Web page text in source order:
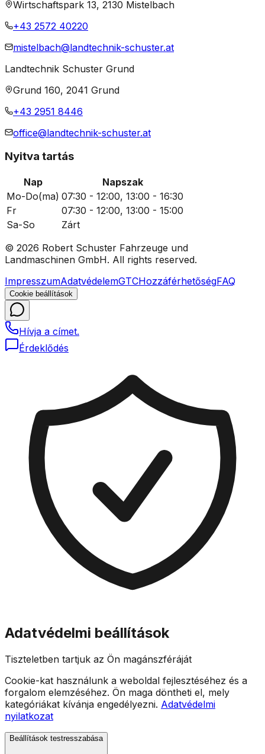
Wirtschaftspark 13, 2130 Mistelbach
+43 2572 40220
mistelbach@landtechnik-schuster.at
Landtechnik Schuster Grund
Grund 160, 2041 Grund
+43 2951 8446
office@landtechnik-schuster.at
Nyitva tartás
Nap
Napszak
Mo-Do(ma) 07:30 - 12:00, 13:00 - 16:30
Fr
07:30 - 12:00, 13:00 - 15:00
Sa-So
Zárt
© 2026 Robert Schuster Fahrzeuge und
Landmaschinen GmbH. All rights reserved.
ImpresszumAdatvédelemGTCHozzáférhetőségFAQ
Cookie beállítások
Hívja a címet.
Érdeklődés
Adatvédelmi beállítások
Tiszteletben tartjuk az Ön magánszféráját
Cookie-kat használunk a weboldal fejlesztéséhez és a
forgalom elemzéséhez. Ön maga döntheti el, mely
kategóriákat kívánja engedélyezni. Adatvédelmi
nyilatkozat
Beállítások testresszabása